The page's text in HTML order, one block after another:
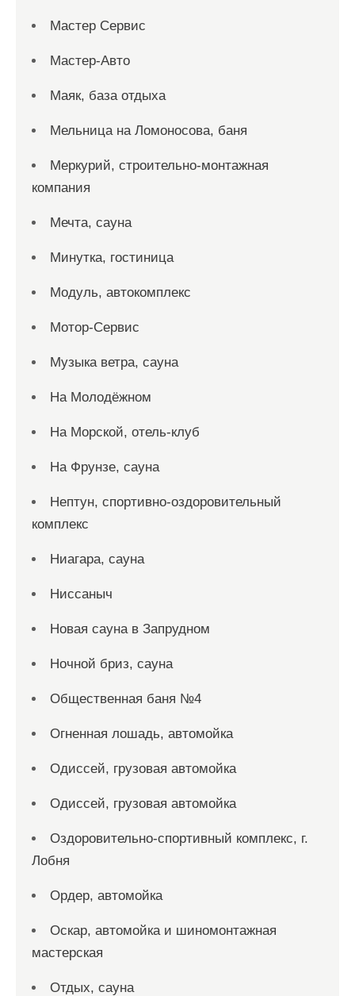
Мастер Сервис
Мастер-Авто
Маяк, база отдыха
Мельница на Ломоносова, баня
Меркурий, строительно-монтажная
компания
Мечта, сауна
Минутка, гостиница
Модуль, автокомплекс
Мотор-Сервис
Музыка ветра, сауна
На Молодёжном
На Морской, отель-клуб
На Фрунзе, сауна
Нептун, спортивно-оздоровительный
комплекс
Ниагара, сауна
Ниссаныч
Новая сауна в Запрудном
Ночной бриз, сауна
Общественная баня №4
Огненная лошадь, автомойка
Одиссей, грузовая автомойка
Одиссей, грузовая автомойка
Оздоровительно-спортивный комплекс, г.
Лобня
Ордер, автомойка
Оскар, автомойка и шиномонтажная
мастерская
Отдых, сауна